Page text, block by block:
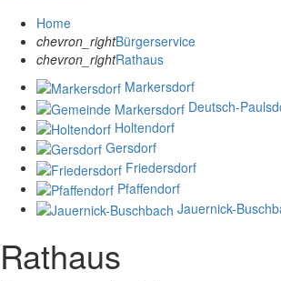
Home
chevron_rightBürgerservice
chevron_rightRathaus
Markersdorf
Deutsch-
Holtendorf
Gersdorf
Friedersdorf
Pfaffendorf
Jauernick-
Rathaus